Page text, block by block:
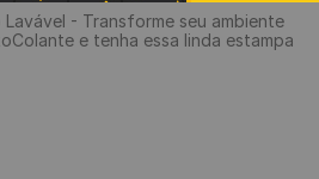
- Transforme seu ambiente
e tenha essa linda estampa